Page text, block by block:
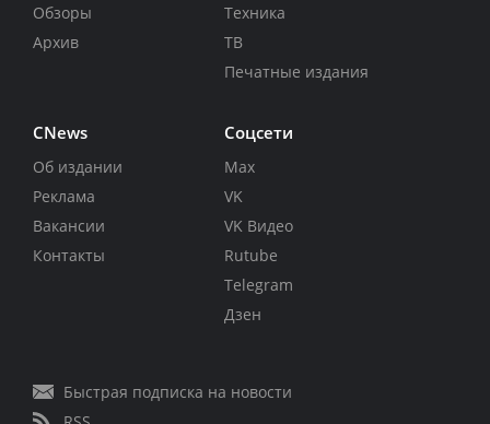
Обзоры
Архив
Техника
ТВ
Печатные издания
CNews
Об издании
Реклама
Вакансии
Контакты
Соцсети
Max
VK
VK Видео
Rutube
Telegram
Дзен
Быстрая подписка на новости